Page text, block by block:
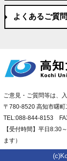
よくあるご質問
ご意見・ご質問等は、
〒780-8520 高知市曙町
TEL:088-844-8153
【受付時間】平日8:30
ます）